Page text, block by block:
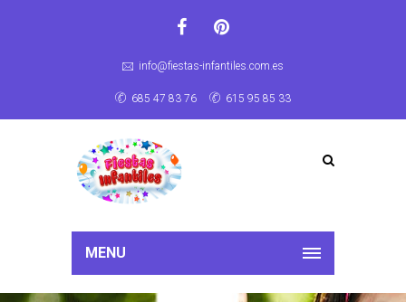
info@fiestas-infantiles.com.es
685 47 83 76 615 95 85 33
MENU